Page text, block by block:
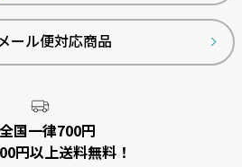
ール便対応商品
国一律700円
円以上送料無料！